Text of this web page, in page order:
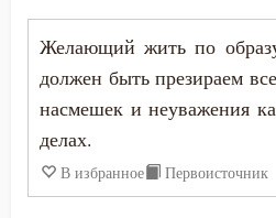
Ропот
Роскошь
Самолюбие
Самомнение
Желающий жить по
должен быть презираем
насмешек и неуважения
делах.
В избранное Первоисточник